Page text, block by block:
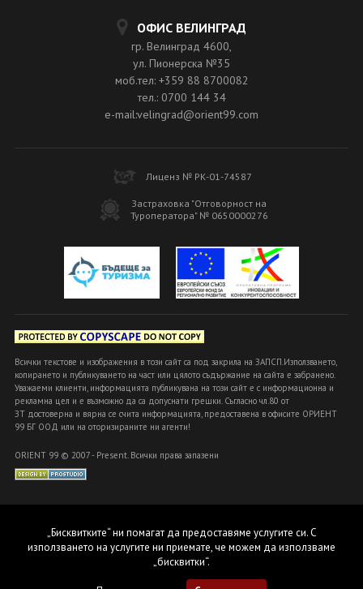
ОФИС ВЕЛИНГРАД
гр. Велинград 4600,
ул. Пионерска №35
моб.тел: +359 88 8700082
тел.: 0700 144 34
e-mail:velingrad@orient99.com
Лиценз № РК-01-74587
Застраховка "Отговорност на
Туроператора" № 0650000276
Всички текстове и изображения в този сайт са под закрила на ЗАПСП.Използването,
копирането и публикуването на част или цялото съдържание на сайта е забранено.
Уважаеми клиенти, информацията публикувана на този сайт е с информационна и
рекламна цел и е възможно да са допуснати грешки. Съгласно чл.80 от
ЗТ достоверна и вярна се счита информацията, предоставена в офисите ОРИЕНТ
99 БГ ООД или на оторизираните ни агенти!
ORIENT 99 © 2007 - Present. Всички права запазени
„Бисквитките“ ни помагат да предоставяме услугите си. С
използването на услугите ни приемате, че можем да използваме
„бисквитки“.